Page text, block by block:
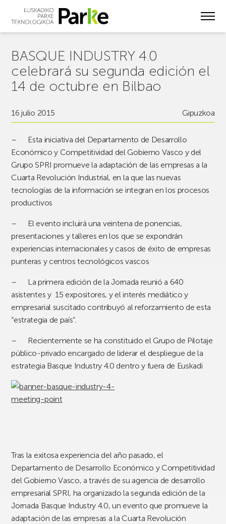
BASQUE INDUSTRY 4.0
celebrará su segunda edición el
14 de octubre en Bilbao
16 julio 2015 Gipuzkoa
– Esta iniciativa del Departamento de Desarrollo
Económico y Competitividad del Gobierno Vasco y del
Grupo SPRI promueve la adaptación de las empresas a la
Cuarta Revolución Industrial, en la que las nuevas
tecnologías de la información se integran en los procesos
productivos
– El evento incluirá una veintena de ponencias,
presentaciones y talleres en los que se expondrán
experiencias internacionales y casos de éxito de empresas
punteras y centros tecnológicos vascos
– La primera edición de la Jornada reunió a 640
asistentes y 15 expositores, y el interés mediático y
empresarial suscitado contribuyó al reforzamiento de esta
“estrategia de país”.
– Recientemente se ha constituido el Grupo de Pilotaje
público-privado encargado de liderar el despliegue de la
estrategia Basque Industry 4.0 dentro y fuera de Euskadi
Tras la exitosa experiencia del año pasado, el
Departamento de Desarrollo Económico y Competitividad
del Gobierno Vasco, a través de su agencia de desarrollo
empresarial SPRI, ha organizado la segunda edición de la
Jornada Basque Industry 4.0, un evento que promueve la
adaptación de las empresas a la Cuarta Revolución